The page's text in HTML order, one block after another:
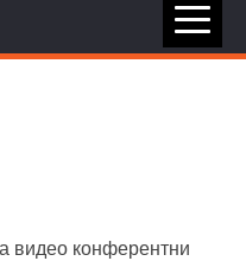
видео конферентни